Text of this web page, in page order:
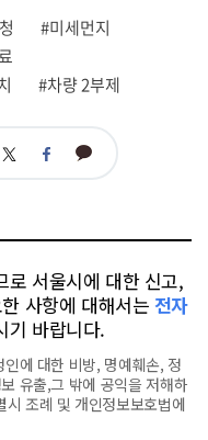
#미세먼지
#차량 2부제
트 페 카
로 서울시에 대한 신고,
사항에 대해서는 전자
기 바랍니다.
에 대한 비방, 명예훼손, 정
유출,그 밖에 공익을 저해하
조례 및 개인정보보호법에